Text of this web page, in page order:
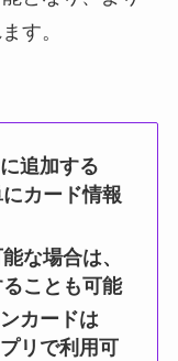
す。
追加する
カード情報
な場合は、
ことも可能
カードは
リで利用可